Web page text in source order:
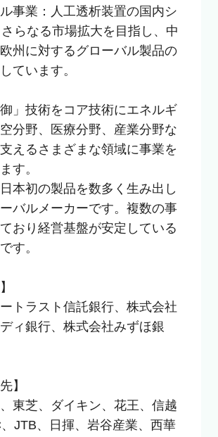
事業：人工透析装置の国内シ
らなる市場拡大を目指し、中
州に対するグローバル製品の
ています。
」技術をコア技術にエネルギ
分野、医療分野、産業分野な
えるさまざまな領域に事業を
す。
本初の製品を数多く生み出し
バルメーカーです。複数の事
おり経営基盤が安定している
す。
トラスト信託銀行、株式会社
ィ銀行、株式会社みずほ銀
】
東芝、ダイキン、花王、信越
JTB、日揮、岩谷産業、西華